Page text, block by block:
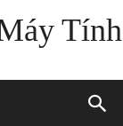
Tính